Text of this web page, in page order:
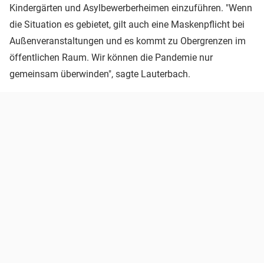
Kindergärten und Asylbewerberheimen einzuführen. "Wenn
die Situation es gebietet, gilt auch eine Maskenpflicht bei
Außenveranstaltungen und es kommt zu Obergrenzen im
öffentlichen Raum. Wir können die Pandemie nur
gemeinsam überwinden", sagte Lauterbach.